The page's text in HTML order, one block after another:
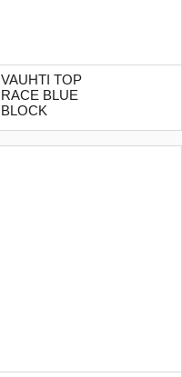
VAUHTI TOP
RACE BLUE
BLOCK